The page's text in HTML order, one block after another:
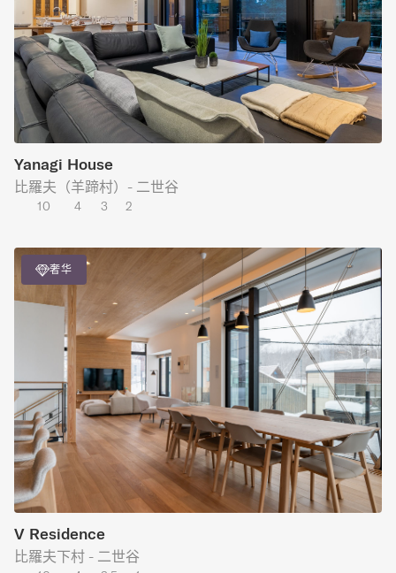
Yanagi House
比羅夫（羊蹄村）- 二世谷
10 4 3 2
奢华
V Residence
比羅夫下村 - 二世谷